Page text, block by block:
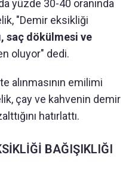
yüzde 30-40 oranında
"Demir eksikliği
saç dökülmesi ve
oluyor" dedi.
alınmasının emilimi
çay ve kahvenin demir
hatırlattı.
BAĞIŞIKLIĞI